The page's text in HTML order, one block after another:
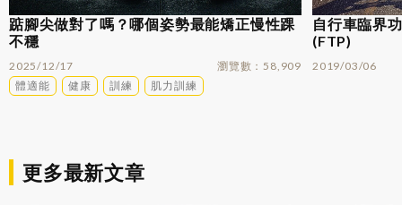
踮腳尖做對了嗎？哪個姿勢最能矯正慢性踝
不穩
2025/12/17 瀏覽數
58,909
體適能
健康 訓練 肌力訓練
自行車臨界
(FTP)
2019/03/06
更多最新文章